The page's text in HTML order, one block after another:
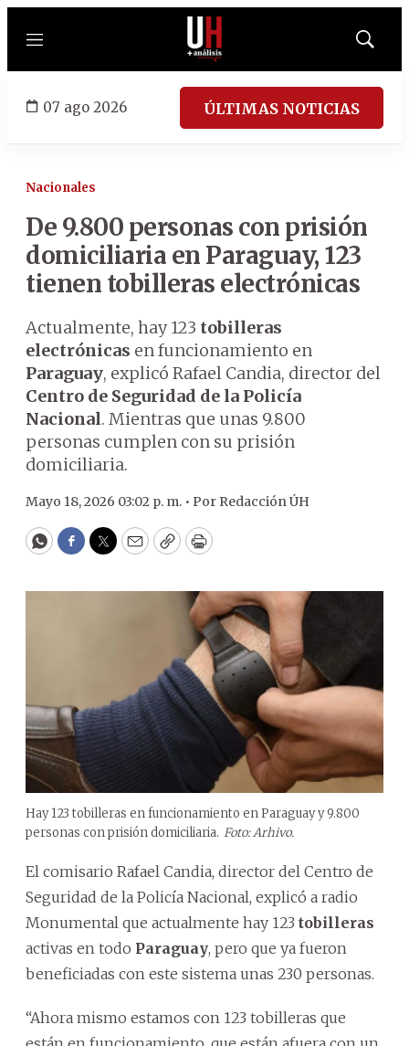
Menú
Mostrar
07 ago 2026 ÚLTIMAS NOTICIAS
Nacionales
De 9.800 personas con prisión
domiciliaria en Paraguay, 123
tienen tobilleras electrónicas
Actualmente, hay 123 tobilleras
electrónicas en funcionamiento en
Paraguay, explicó Rafael Candia, director del
Centro de Seguridad de la Policía
Nacional. Mientras que unas 9.800
personas cumplen con su prisión
domiciliaria.
Mayo 18, 2026 03:02 p. m. • Por Redacción ÚH
WhatsApp
Facebook
Twitter
EmailCopyPrint
Hay 123 tobilleras en funcionamiento en Paraguay y 9.800
personas con prisión domiciliaria. Foto: Arhivo.
El comisario Rafael Candia, director del Centro de
Seguridad de la Policía Nacional, explicó a radio
Monumental que actualmente hay 123 tobilleras
activas en todo Paraguay, pero que ya fueron
beneficiadas con este sistema unas 230 personas.
“Ahora mismo estamos con 123 tobilleras que